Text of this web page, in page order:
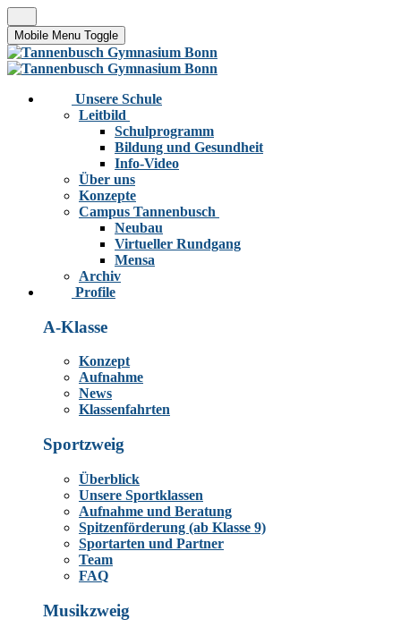
Mobile Menu Toggle
Unsere Schule
Leitbild
Schulprogramm
Bildung und Gesundheit
Info-Video
Über uns
Konzepte
Campus Tannenbusch
Neubau
Virtueller Rundgang
Mensa
Archiv
Profile
A-Klasse
Konzept
Aufnahme
News
Klassenfahrten
Sportzweig
Überblick
Unsere Sportklassen
Aufnahme und Beratung
Spitzenförderung (ab Klasse 9)
Sportarten und Partner
Team
FAQ
Musikzweig